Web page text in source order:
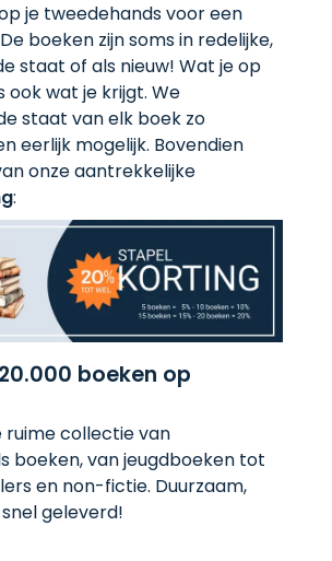
je tweedehands voor een
boeken zijn soms in redelijke,
staat of als nieuw! Wat je op
ook wat je krijgt. We
staat van elk boek zo
eerlijk mogelijk. Bovendien
onze aantrekkelijke
:
boeken op
ruime collectie van
boeken, van jeugdboeken tot
en non-fictie. Duurzaam,
geleverd!